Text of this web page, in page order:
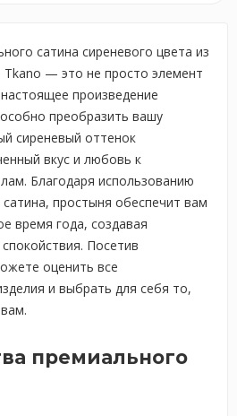
сатина сиреневого цвета из
Tkano — это не просто элемент
произведение
преобразить вашу
сиреневый оттенок
вкус и любовь к
Благодаря использованию
простыня обеспечит вам
время года, создавая
Посетив
оценить все
и выбрать для себя то,
премиального